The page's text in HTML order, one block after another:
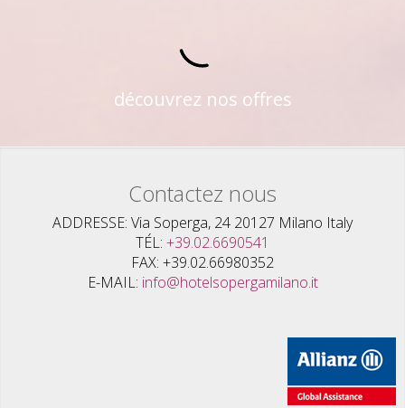
découvrez nos offres
Contactez nous
ADDRESSE Via Soperga, 24 20127 Milano Italy
TÉL +39.02.6690541
FAX +39.02.66980352
E-MAIL info@hotelsopergamilano.it